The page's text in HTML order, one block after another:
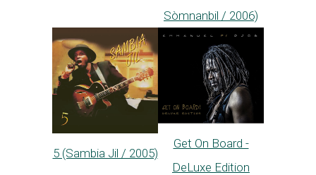
Sòmnanbil / 2006)
5 (Sambia Jil / 2005)
Get On Board -
DeLuxe Edition